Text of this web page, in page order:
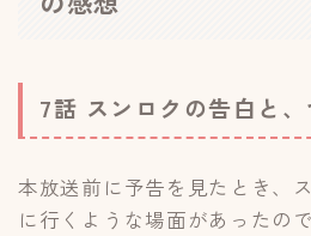
7話 スンロクの告白と
本放送前に予告を見たとき、
に行くような場面があったの